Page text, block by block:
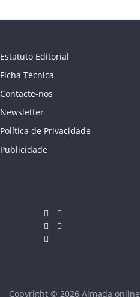
Estatuto Editorial
Ficha Técnica
Contacte-nos
Newsletter
Política de Privacidade
Publicidade
Copyright © 2026 Almada online